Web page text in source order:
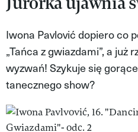
VIVA!MAN
VIVA!PEOPLE POWER
MAGAZYN VIVA!
Iwona Pavlović dopiero co
„Tańca z gwiazdami”, a już
wyzwań! Szykuje się
tanecznego show?